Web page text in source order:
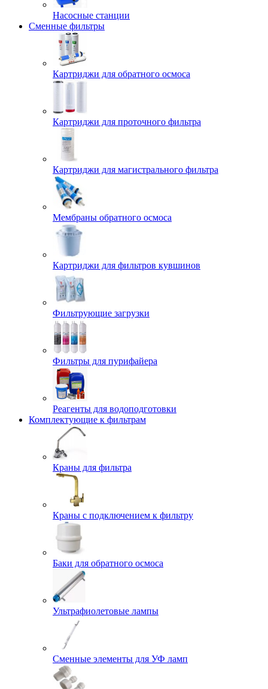
Насосные станции
Сменные фильтры
Картриджи для обратного осмоса
Картриджи для проточного фильтра
Картриджи для магистрального фильтра
Мембраны обратного осмоса
Картриджи для фильтров кувшинов
Фильтрующие загрузки
Фильтры для пурифайера
Реагенты для водоподготовки
Комплектующие к фильтрам
Краны для фильтра
Краны с подключением к фильтру
Баки для обратного осмоса
Ультрафиолетовые лампы
Сменные элементы для УФ ламп